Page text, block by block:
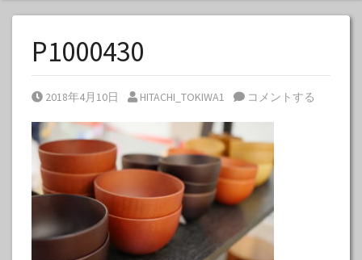
P1000430
Posted on
2018年4月10日 Posted by
HITACHI_TOKIWA1 コメントする